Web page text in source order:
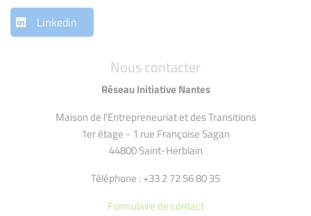
Nous contacter
Réseau Initiative Nantes
Maison de l'Entrepreneuriat et des Transitions
1er étage - 1 rue Françoise Sagan
44800 Saint-Herblain
Téléphone : +33 2 72 56 80 35
Formulaire de contact
Linkedin